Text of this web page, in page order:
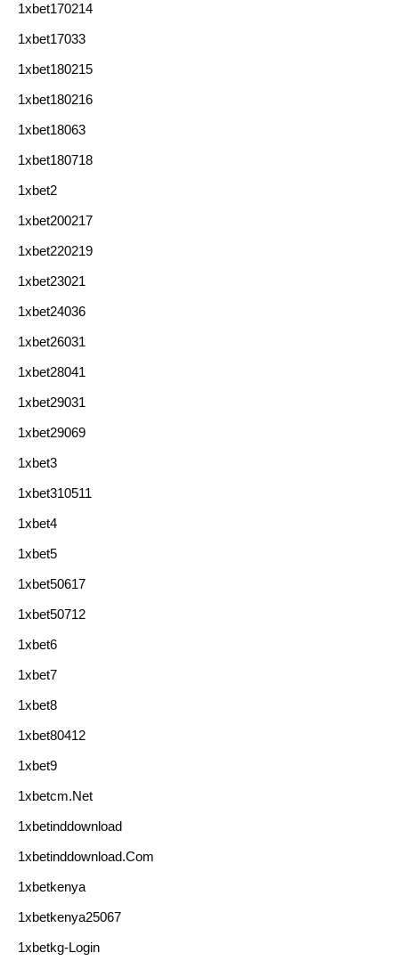
1xbet170214
1xbet17033
1xbet180215
1xbet180216
1xbet18063
1xbet180718
1xbet2
1xbet200217
1xbet220219
1xbet23021
1xbet24036
1xbet26031
1xbet28041
1xbet29031
1xbet29069
1xbet3
1xbet310511
1xbet4
1xbet5
1xbet50617
1xbet50712
1xbet6
1xbet7
1xbet8
1xbet80412
1xbet9
1xbetcm.net
1xbetinddownload
1xbetinddownload.com
1xbetkenya
1xbetkenya25067
1xbetkg-Login